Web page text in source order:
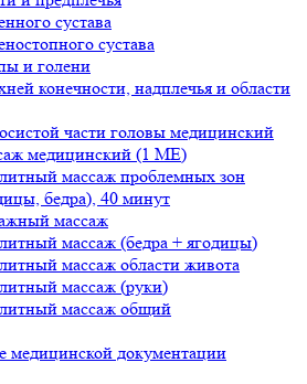
сустава
сустава
и голени
конечности, надплечья и области
части головы медицинский
медицинский (1 МЕ)
массаж проблемных зон
бедра), 40 минут
массаж
массаж (бедра + ягодицы)
массаж области живота
массаж (руки)
массаж общий
медицинской документации